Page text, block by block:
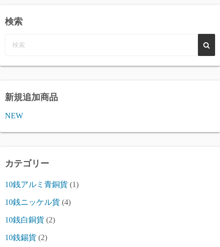
検索
新規追加商品
NEW
カテゴリー
10銭アルミ青銅貨 (1)
10銭ニッケル貨 (4)
10銭白銅貨 (2)
10銭錫貨 (2)